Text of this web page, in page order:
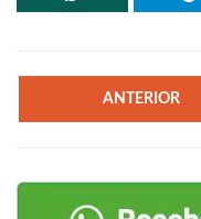
ANTERIOR